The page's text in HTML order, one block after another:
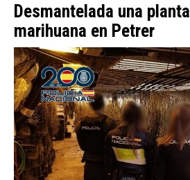
Desmantelada una
marihuana en Petrer